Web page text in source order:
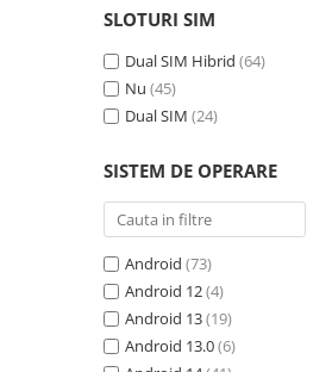
Casti Wireless
Casti cu Fir
Casti Profesionale
Ceasuri si Inele smart, bratari
Smartwatch
Ceasuri Smart pentru copii
Bratari Fitness
Accesorii Smartwatch
Trotinete electrice si accesorii
SLOTURI SIM
Dual SIM Hibrid (64)
Nu (45)
Dual SIM (24)
SISTEM DE OPERARE
Android (73)
Android 12(4)
Android 13(19)
Android 13.0(6)